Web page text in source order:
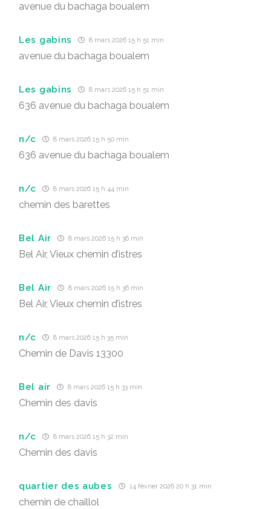
avenue du bachaga boualem
Les gabins 8 mars 2026 15 h 51 min
avenue du bachaga boualem
Les gabins 8 mars 2026 15 h 51 min
636 avenue du bachaga boualem
n/c 8 mars 2026 15 h 50 min
636 avenue du bachaga boualem
n/c 8 mars 2026 15 h 44 min
chemin des barettes
Bel Air 8 mars 2026 15 h 36 min
Bel Air, Vieux chemin d’istres
Bel Air 8 mars 2026 15 h 36 min
Bel Air, Vieux chemin d’istres
n/c 8 mars 2026 15 h 35 min
Chemin de Davis 13300
Bel air 8 mars 2026 15 h 33 min
Chemin des davis
n/c 8 mars 2026 15 h 32 min
Chemin des davis
quartier des aubes 14 février 2026 20 h 31 min
chemin de chaillol